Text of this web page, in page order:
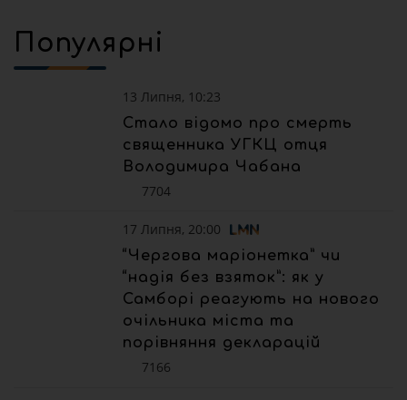
Популярні
13 Липня, 10:23
Стало відомо про смерть
священника УГКЦ отця
Володимира Чабана
7704
17 Липня, 20:00
“Чергова маріонетка” чи
“надія без взяток”: як у
Самборі реагують на нового
очільника міста та
порівняння декларацій
7166